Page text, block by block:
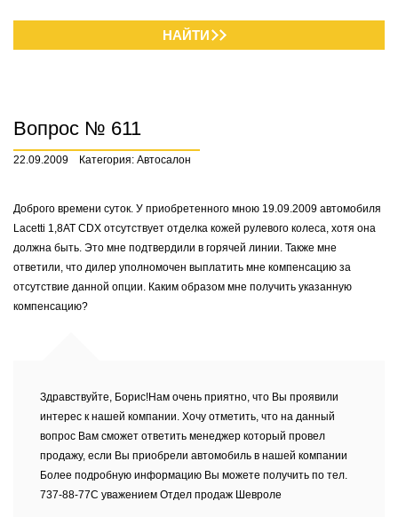
НАЙТИ
Вопрос № 611
22.09.2009 Категория: Автосалон
Доброго времени суток. У приобретенного мною 19.09.2009 автомобиля
Lacetti 1,8AT CDX отсутствует отделка кожей рулевого колеса, хотя она
должна быть. Это мне подтвердили в горячей линии. Также мне
ответили, что дилер уполномочен выплатить мне компенсацию за
отсутствие данной опции. Каким образом мне получить указанную
компенсацию?
Здравствуйте, Борис!Нам очень приятно, что Вы проявили
интерес к нашей компании. Хочу отметить, что на данный
вопрос Вам сможет ответить менеджер который провел
продажу, если Вы приобрели автомобиль в нашей компании
Более подробную информацию Вы можете получить по тел.
737-88-77С уважением Отдел продаж Шевроле